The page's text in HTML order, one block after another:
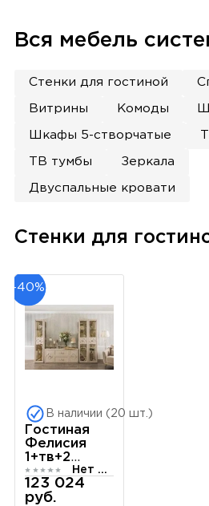
Вся мебель
Стенки для гостиной
Витрины Комоды
Шкафы 5-створчатые
ТВ тумбы Зеркала
Двуспальные кровати
Стенки для
-40%
В наличии (20 шт.)
Гостиная
Фелисия
1+тв+2
мокко
Нет отзывов
123 024
руб.